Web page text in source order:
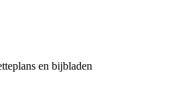
en bijbladen